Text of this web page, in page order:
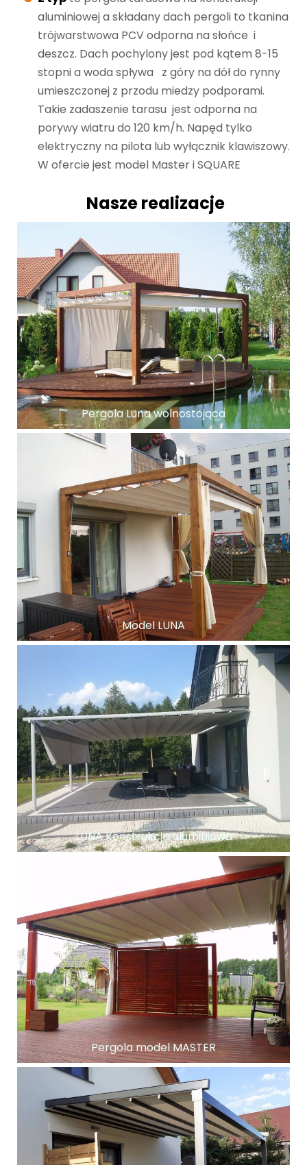
Kontakt
aluminiowej a składany dach pergoli to tkanina
trójwarstwowa PCV odporna na słońce i
deszcz. Dach pochylony jest pod kątem 8-15
stopni a woda spływa z góry na dół do rynny
umieszczonej z przodu miedzy podporami.
Takie zadaszenie tarasu jest odporna na
porywy wiatru do 120 km/h. Napęd tylko
elektryczny na pilota lub wyłącznik klawiszowy.
W ofercie jest model Master i SQUARE
Nasze realizacje
Pergola Luna wolnostojąca
Model LUNA
LUNA Konstrukcja aluminiowa
Pergola model MASTER